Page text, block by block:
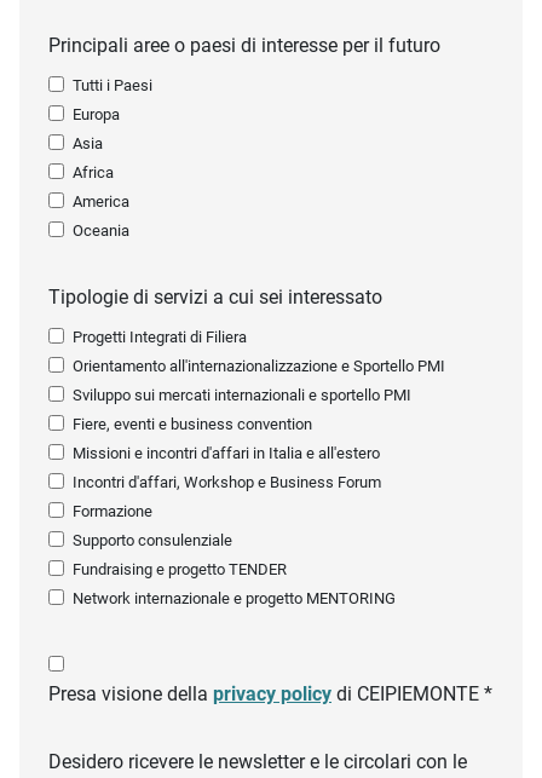
Principali aree o paesi di interesse per il futuro
Tutti i Paesi
Europa
Asia
Africa
America
Oceania
Tipologie di servizi a cui sei interessato
Progetti Integrati di Filiera
Orientamento all'internazionalizzazione e Sportello PMI
Sviluppo sui mercati internazionali e sportello PMI
Fiere, eventi e business convention
Missioni e incontri d'affari in Italia e all'estero
Incontri d'affari, Workshop e Business Forum
Formazione
Supporto consulenziale
Fundraising e progetto TENDER
Network internazionale e progetto MENTORING
Presa visione della privacy policy di CEIPIEMONTE *
Desidero ricevere le newsletter e le circolari con le